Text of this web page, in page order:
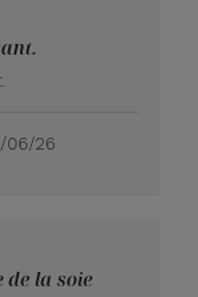
Date
06/26
de la soie